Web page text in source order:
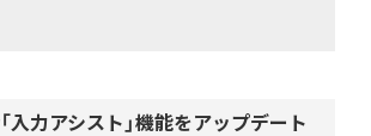
入力アシスト」機能をアップデート